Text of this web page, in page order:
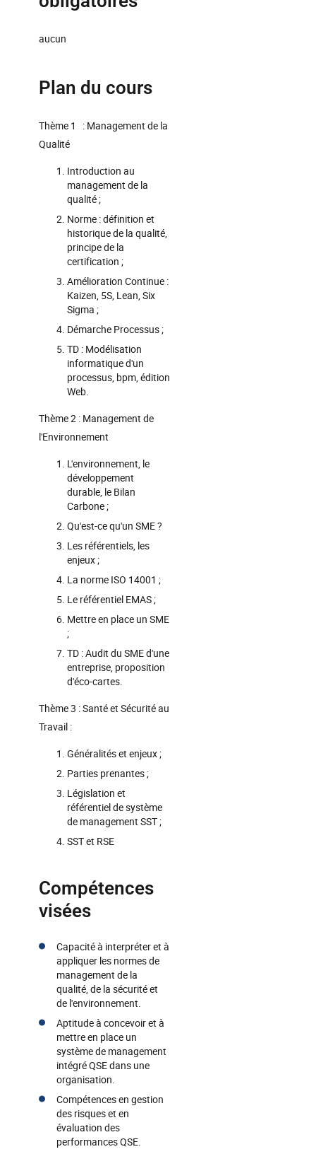
aucun
Plan du cours
Thème 1 : Management de la
Qualité
Introduction au
management de la
qualité ;
Norme : définition et
historique de la qualité,
principe de la
certification ;
Amélioration Continue :
Kaizen, 5S, Lean, Six
Sigma ;
Démarche Processus ;
TD : Modélisation
informatique d'un
processus, bpm, édition
Web.
Thème 2 : Management de
l'Environnement
L'environnement, le
développement
durable, le Bilan
Carbone ;
Qu'est-ce qu'un SME ?
Les référentiels, les
enjeux ;
La norme ISO 14001 ;
Le référentiel EMAS ;
Mettre en place un SME
;
TD : Audit du SME d'une
entreprise, proposition
d'éco-cartes.
Thème 3 : Santé et Sécurité au
Travail :
Généralités et enjeux ;
Parties prenantes ;
Législation et
référentiel de système
de management SST ;
SST et RSE
Compétences
visées
Capacité à interpréter et à
appliquer les normes de
management de la
qualité, de la sécurité et
de l'environnement.
Aptitude à concevoir et à
mettre en place un
système de management
intégré QSE dans une
organisation.
Compétences en gestion
des risques et en
évaluation des
performances QSE.